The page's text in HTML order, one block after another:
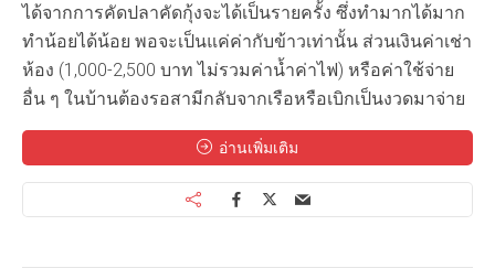
ได้จากการคัดปลาคัดกุ้งจะได้เป็นรายครั้ง ซึ่งทำมากได้มาก
ทำน้อยได้น้อย พอจะเป็นแค่ค่ากับข้าวเท่านั้น ส่วนเงินค่าเช่า
ห้อง (1,000-2,500 บาท ไม่รวมค่าน้ำค่าไฟ) หรือค่าใช้จ่าย
อื่น ๆ ในบ้านต้องรอสามีกลับจากเรือหรือเบิกเป็นงวดมาจ่าย
อ่านเพิ่มเติม